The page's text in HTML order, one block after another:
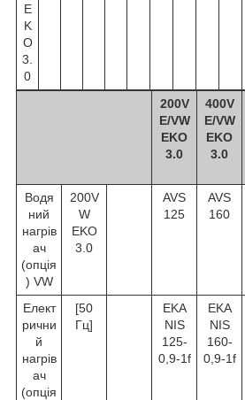
E
K
O
3.
0
200V
Е/VW
EKO
3.0
400V
Е/VW
EKO
3.0
Водя
ний
нагрів
ач
(опція
) VW
200V
W
EKO
3.0
AVS
125
AVS
160
Елект
рични
й
нагрів
ач
(опція
[50
Гц]
EKA
NIS
125-
0,9-1f
EKA
NIS
160-
0,9-1f